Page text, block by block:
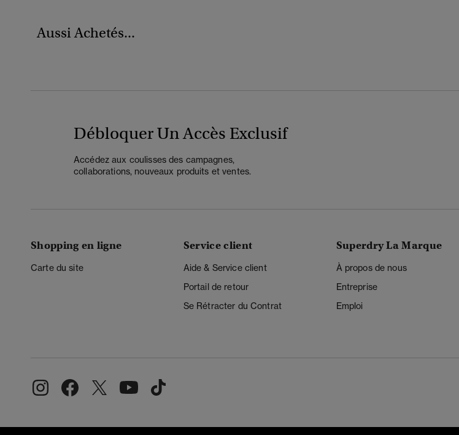
Aussi Achetés...
Débloquer Un Accès Exclusif
Accédez aux coulisses des campagnes,
collaborations, nouveaux produits et ventes.
Shopping en ligne
Carte du site
Service client
Aide & Service client
Portail de retour
Se Rétracter du Contrat
Superdry La Marque
À propos de nous
Entreprise
Emploi